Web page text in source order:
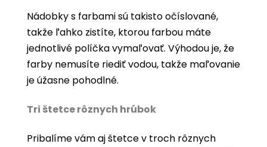
Nádobky s farbami sú takisto očíslované,
takže ľahko zistíte, ktorou farbou máte
jednotlivé políčka vymaľovať. Výhodou je, že
farby nemusíte riediť vodou, takže maľovanie
je úžasne pohodlné.
Tri štetce rôznych hrúbok
Pribalíme vám aj štetce v troch rôznych